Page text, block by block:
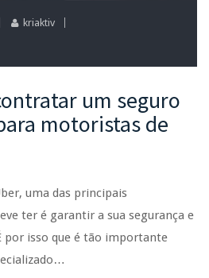
kriaktiv
um seguro
motoristas de
uma das principais
ter é garantir a sua segurança e
por isso que é tão importante